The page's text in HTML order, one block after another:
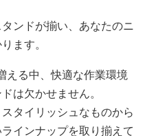
ンドが揃い、あなたのニ
ます。
える中、快適な作業環境
は欠かせません。
タイリッシュなものから
インナップを取り揃えて